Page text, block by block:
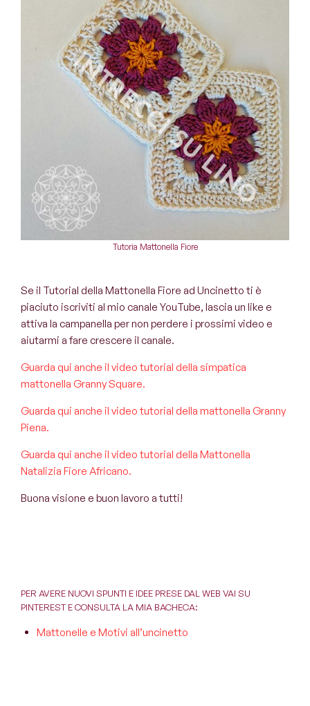
Tutoria Mattonella Fiore
Se il Tutorial della Mattonella Fiore ad Uncinetto ti è
piaciuto iscriviti al mio canale YouTube, lascia un like e
attiva la campanella per non perdere i prossimi video e
aiutarmi a fare crescere il canale.
Guarda qui anche il video tutorial della simpatica
mattonella Granny Square.
Guarda qui anche il video tutorial della mattonella Granny
Piena.
Guarda qui anche il video tutorial della Mattonella
Natalizia Fiore Africano.
Buona visione e buon lavoro a tutti!
PER AVERE NUOVI SPUNTI E IDEE PRESE DAL WEB VAI SU
PINTEREST E CONSULTA LA MIA BACHECA:
Mattonelle e Motivi all’uncinetto